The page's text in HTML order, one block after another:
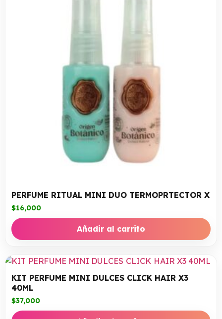
PERFUME RITUAL MINI DUO TERMOPRTECTOR X
$16,000
Añadir al carrito
KIT PERFUME MINI DULCES CLICK HAIR X3
40ML
$37,000